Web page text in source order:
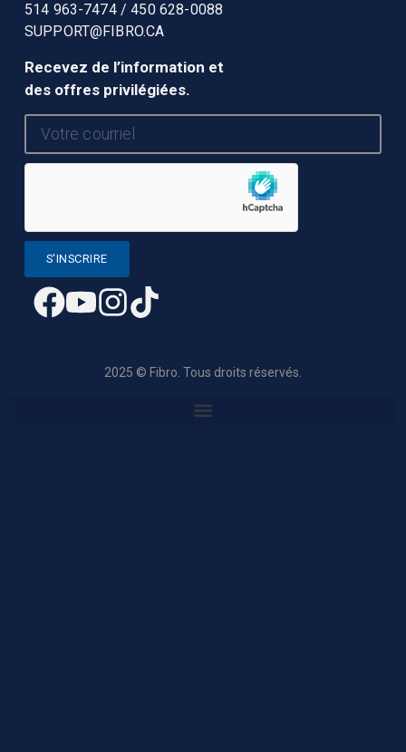
514 963-7474/450 628-0088
SUPPORT@FIBRO.CA
Recevez de l’information et
des offres privilégiées.
S'INSCRIRE
2025 © Fibro. Tous droits réservés.